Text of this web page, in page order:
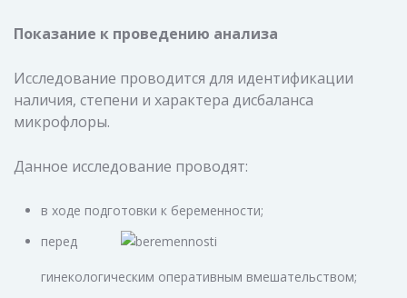
Показание к проведению анализа
Исследование проводится для идентификации
наличия, степени и характера дисбаланса
микрофлоры.
Данное исследование проводят:
в ходе подготовки к беременности;
перед
гинекологическим оперативным вмешательством;